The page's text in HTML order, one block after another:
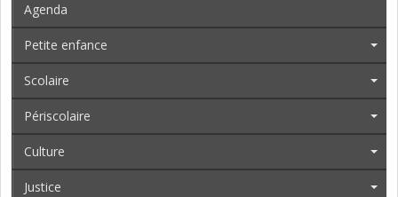
Agenda
Petite enfance
Scolaire
Périscolaire
Culture
Justice